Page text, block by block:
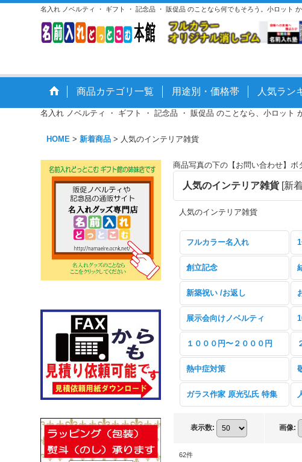
名入れ ノベルティ ・ ギフト ・ 記念品 ・ 販促品 のことなら何でもそろう。小ロット
商品カテゴリ一覧 用途別・価格帯 人気ラン
名入れ ノベルティ ・ ギフト ・ 記念品 ・ 販促品 のことなら、小ロッ
HOME > 新着商品 > 人気のインテリア雑貨
商品写真の下の【お問い合わせ】
人気のインテリア雑貨 [新
人気のインテリア雑貨
フルカラー名入れ
創立記念
新築祝い /お返し
展示会向けノベルティ
１０００円〜２０００円
熱中症対策
ガラス作家 原光弘氏 特集
表示数: 画像:
62件